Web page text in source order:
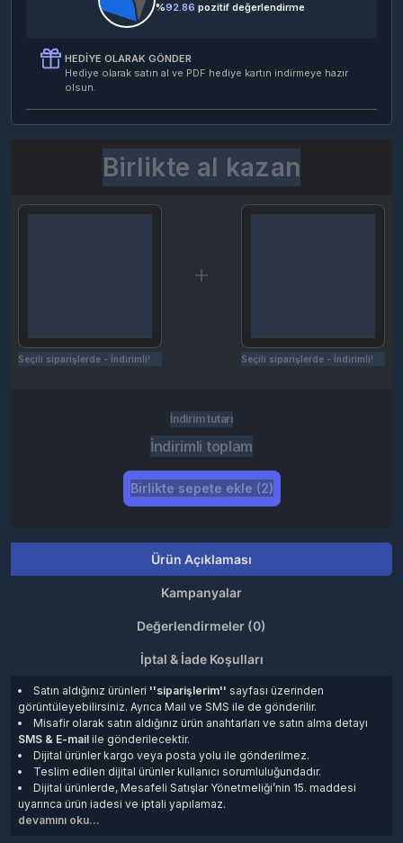
%92.86 pozitif değerlendirme
HEDIYE OLARAK GÖNDER
Hediye olarak satın al ve PDF hediye kartın indirmeye hazır
olsun.
Birlikte al kazan
Seçili siparişlerde - İndirimli! Seçili siparişlerde - İndirimli!
İndirim tutarı
İndirimli toplam
Birlikte sepete ekle (2)
Ürün Açıklaması
Kampanyalar
Değerlendirmeler (0)
İptal & İade Koşulları
Satın aldığınız ürünleri ''siparişlerim'' sayfası üzerinden
görüntüleyebilirsiniz. Ayrıca Mail ve SMS ile de gönderilir.
Misafir olarak satın aldığınız ürün anahtarları ve satın alma detayı
SMS & E-mail ile gönderilecektir.
Dijital ürünler kargo veya posta yolu ile gönderilmez.
Teslim edilen dijital ürünler kullanıcı sorumluluğundadır.
Dijital ürünlerde, Mesafeli Satışlar Yönetmeliği’nin 15. maddesi
uyarınca ürün iadesi ve iptali yapılamaz.
devamını oku...